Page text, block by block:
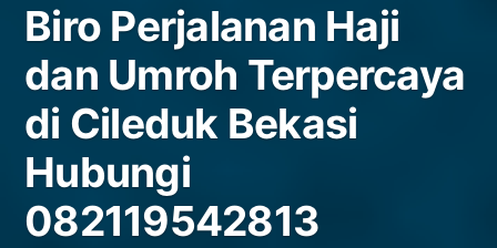
Biro Perjalanan Haji
dan Umroh Terpercaya
di Cileduk Bekasi
Hubungi
082119542813